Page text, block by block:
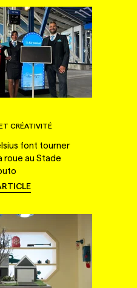
CRÉATIVITÉ
font tourner
roue au Stade